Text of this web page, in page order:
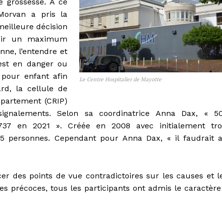
Le Centre Hospitalier de Mayotte
a pris la
décision
un maximum
l’entendre et
en danger ou
enfant afin
la cellule de
(CRIP)
Selon sa coordinatrice Anna Dax, «
en 2021 ». Créée en 2008 avec initialement
personnes. Cependant pour Anna Dax, « il faudrait
des points de vue contradictoires sur les causes et
précoces, tous les participants ont admis le